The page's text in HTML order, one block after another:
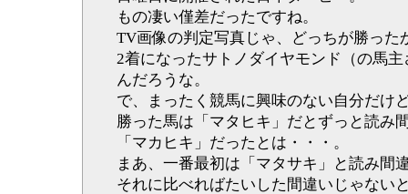
もの凄い僅差だったですね。
TV画像の判定写真じゃ、どっちが勝った
2着になったサトノダイヤモンド（の馬
んだろうな。
で、まったく競馬に興味のない自分だけ
勝った馬は「マタヒキ」だとずっと読み
「マカヒキ」だったとは・・・。
まあ、一番最初は「マタサキ」と読み間
それに比べればたいした間違いじゃない